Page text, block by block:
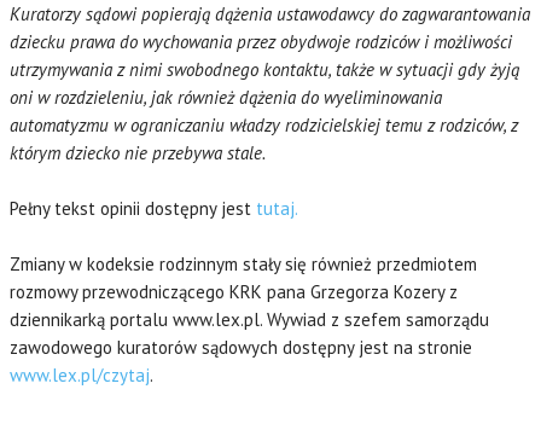
Kuratorzy sądowi popierają dążenia ustawodawcy do zagwarantowania
dziecku prawa do wychowania przez obydwoje rodziców i możliwości
utrzymywania z nimi swobodnego kontaktu, także w sytuacji gdy żyją
oni w rozdzieleniu, jak również dążenia do wyeliminowania
automatyzmu w ograniczaniu władzy rodzicielskiej temu z rodziców, z
którym dziecko nie przebywa stale.
Pełny tekst opinii dostępny jest tutaj.
Zmiany w kodeksie rodzinnym stały się również przedmiotem
rozmowy przewodniczącego KRK pana Grzegorza Kozery z
dziennikarką portalu www.lex.pl. Wywiad z szefem samorządu
zawodowego kuratorów sądowych dostępny jest na stronie
www.lex.pl/czytaj.